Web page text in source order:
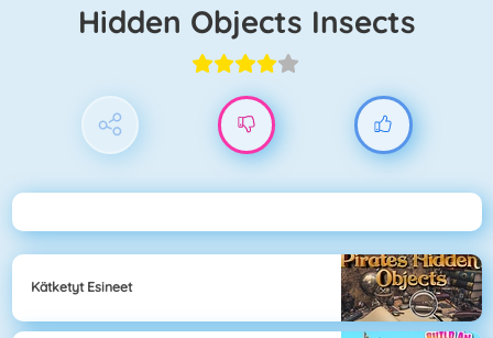
Hidden Objects Insects
Kätketyt Esineet